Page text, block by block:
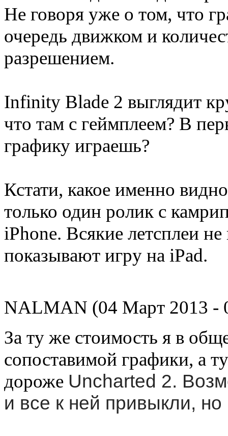
Не говоря уже о том, что
очередь движком и
разрешением.
Infinity Blade 2 выглядит
что там с геймплеем? В
графику играешь?
Кстати, какое именно
только один ролик с
iPhone. Всякие летсплеи
показывают игру на iPad.
NALMAN (04 Март 2013 -
За ту же стоимость я в
сопоставимой графики, а
дороже Uncharted 2.
и все к ней привыкли,